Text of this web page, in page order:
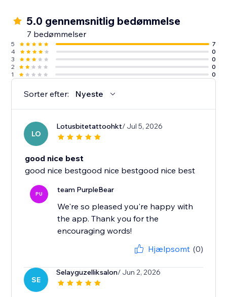
5.0 gennemsnitlig bedømmelse
7 bedømmelser
5
7
4
0
3
0
2
0
1
0
Sorter efter: Nyeste
LO
Lotusbitetattoohkt/ Jul 5, 2026
good nice best
good nice bestgood nice bestgood nice best
PU team PurpleBear
We're so pleased you're happy with
the app. Thank you for the
encouraging words!
Hjælpsomt (0)
SE
Selayguzelliksalon/ Jun 2, 2026